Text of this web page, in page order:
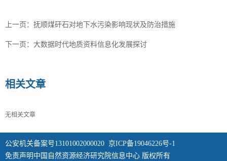
上一页： 抚顺煤矸石对地下水污染影响现状及防治措施
下一页： 大数据时代地质资料信息化发展探讨
相关文章
无相关文章
公安机关备案号13101002000020 京ICP备19046226号-1
免责声明中国自然资源经济研究院信息中心 版权所有